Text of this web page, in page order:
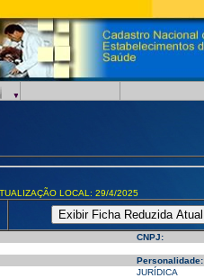
LOCAL: 29/4/2025
CNPJ:
Personalidade:
JURÍDICA